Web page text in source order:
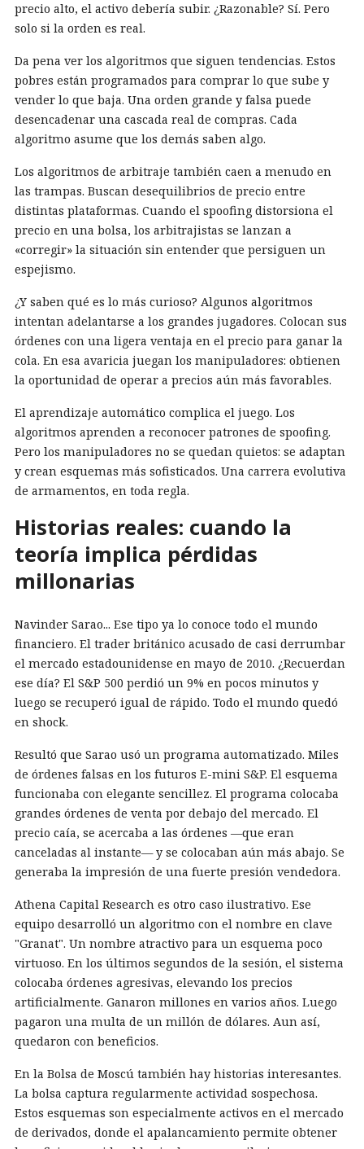
precio alto, el activo debería subir. ¿Razonable? Sí. Pero
solo si la orden es real.
Da pena ver los algoritmos que siguen tendencias. Estos
pobres están programados para comprar lo que sube y
vender lo que baja. Una orden grande y falsa puede
desencadenar una cascada real de compras. Cada
algoritmo asume que los demás saben algo.
Los algoritmos de arbitraje también caen a menudo en
las trampas. Buscan desequilibrios de precio entre
distintas plataformas. Cuando el spoofing distorsiona el
precio en una bolsa, los arbitrajistas se lanzan a
«corregir» la situación sin entender que persiguen un
espejismo.
¿Y saben qué es lo más curioso? Algunos algoritmos
intentan adelantarse a los grandes jugadores. Colocan sus
órdenes con una ligera ventaja en el precio para ganar la
cola. En esa avaricia juegan los manipuladores: obtienen
la oportunidad de operar a precios aún más favorables.
El aprendizaje automático complica el juego. Los
algoritmos aprenden a reconocer patrones de spoofing.
Pero los manipuladores no se quedan quietos: se adaptan
y crean esquemas más sofisticados. Una carrera evolutiva
de armamentos, en toda regla.
Historias reales: cuando la
teoría implica pérdidas
millonarias
Navinder Sarao... Ese tipo ya lo conoce todo el mundo
financiero. El trader británico acusado de casi derrumbar
el mercado estadounidense en mayo de 2010. ¿Recuerdan
ese día? El S&P 500 perdió un 9% en pocos minutos y
luego se recuperó igual de rápido. Todo el mundo quedó
en shock.
Resultó que Sarao usó un programa automatizado. Miles
de órdenes falsas en los futuros E-mini S&P. El esquema
funcionaba con elegante sencillez. El programa colocaba
grandes órdenes de venta por debajo del mercado. El
precio caía, se acercaba a las órdenes —que eran
canceladas al instante— y se colocaban aún más abajo. Se
generaba la impresión de una fuerte presión vendedora.
Athena Capital Research es otro caso ilustrativo. Ese
equipo desarrolló un algoritmo con el nombre en clave
"Granat". Un nombre atractivo para un esquema poco
virtuoso. En los últimos segundos de la sesión, el sistema
colocaba órdenes agresivas, elevando los precios
artificialmente. Ganaron millones en varios años. Luego
pagaron una multa de un millón de dólares. Aun así,
quedaron con beneficios.
En la Bolsa de Moscú también hay historias interesantes.
La bolsa captura regularmente actividad sospechosa.
Estos esquemas son especialmente activos en el mercado
de derivados, donde el apalancamiento permite obtener